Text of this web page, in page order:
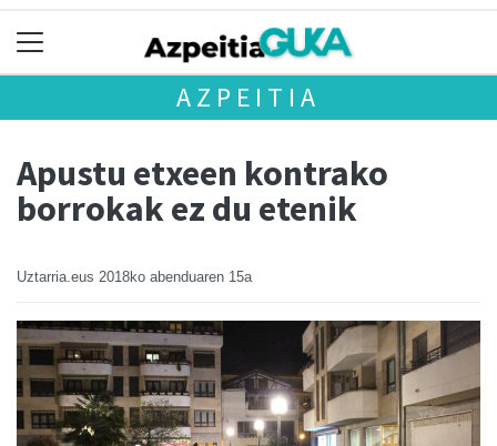
AZPEITIA
Apustu etxeen kontrako
borrokak ez du etenik
Uztarria.eus 2018ko abenduaren 15a